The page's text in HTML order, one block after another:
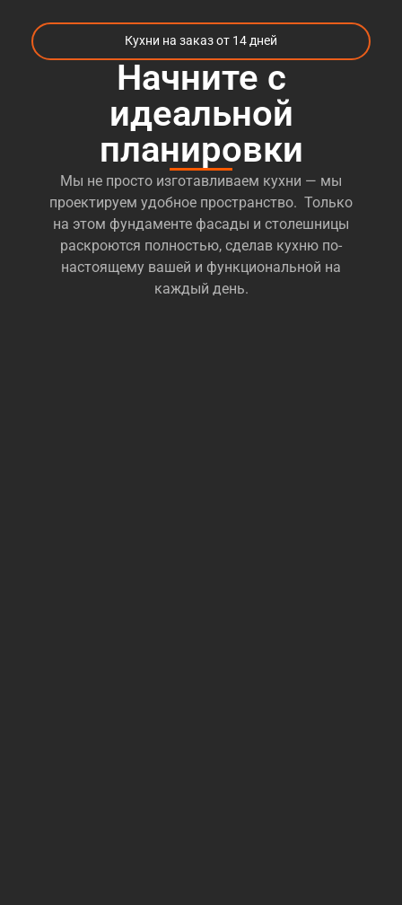
Кухни на заказ от 14 дней
Начните с
идеальной
планировки
Мы не просто изготавливаем кухни — мы
проектируем удобное пространство. Только
на этом фундаменте фасады и столешницы
раскроются полностью, сделав кухню по-
настоящему вашей и функциональной на
каждый день.